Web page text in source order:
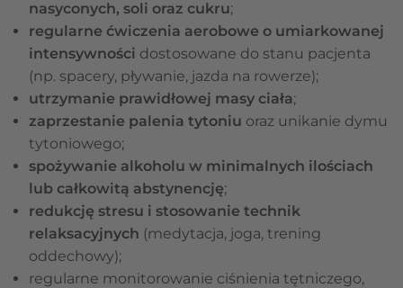
nasyconych, soli oraz cukru;
regularne ćwiczenia aerobowe o umiarkowanej
intensywności dostosowane do stanu pacjenta
(np. spacery, pływanie, jazda na rowerze);
utrzymanie prawidłowej masy ciała;
zaprzestanie palenia tytoniu oraz unikanie dymu
tytoniowego;
spożywanie alkoholu w minimalnych ilościach
lub całkowitą abstynencję;
redukcję stresu i stosowanie technik
relaksacyjnych (medytacja, joga, trening
oddechowy);
regularne monitorowanie ciśnienia tętniczego,